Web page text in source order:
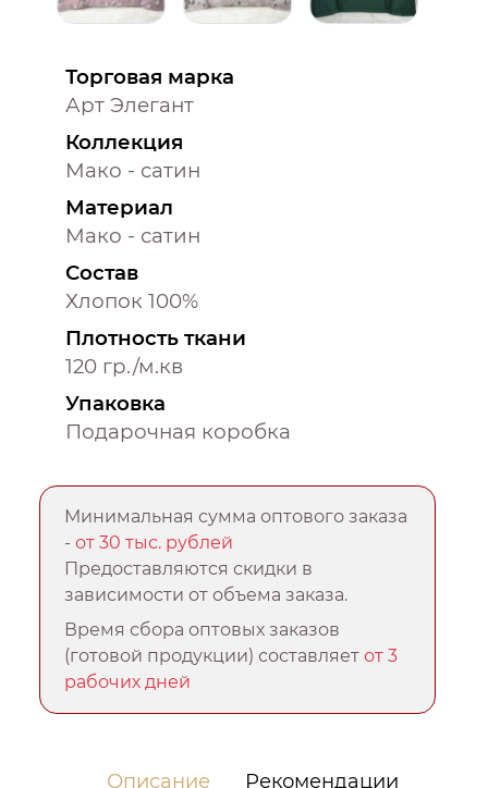
Торговая марка
Арт Элегант
Коллекция
Мако - сатин
Материал
Мако - сатин
Состав
Хлопок 100%
Плотность ткани
120 гр./м.кв
Упаковка
Подарочная коробка
Минимальная сумма оптового заказа
-от 30 тыс. рублей
Предоставляются скидки в
зависимости от объема заказа.
Время сбора оптовых заказов
(готовой продукции) составляетот 3
рабочих дней
Описание Рекомендации